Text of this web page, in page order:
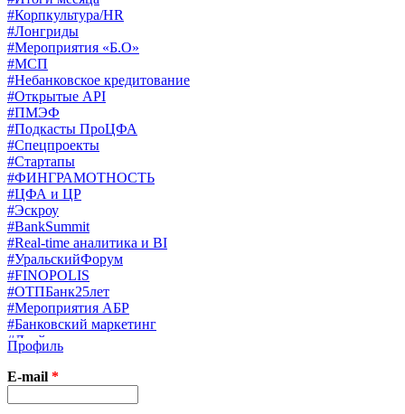
#Корпкультура/HR
#Лонгриды
#Мероприятия «Б.О»
#МСП
#Небанковское кредитование
#Открытые API
#ПМЭФ
#Подкасты ПроЦФА
#Спецпроекты
#Стартапы
#ФИНГРАМОТНОСТЬ
#ЦФА и ЦР
#Эскроу
#BankSummit
#Real-time аналитика и BI
#УральскийФорум
#FINOPOLIS
#ОТПБанк25лет
#Мероприятия АБР
#Банковский маркетинг
#Драйверы страхования
#Финконгресс ЦБ
#PB&WM
#UX/CX
#Экосистемы
Профиль
E-mail *